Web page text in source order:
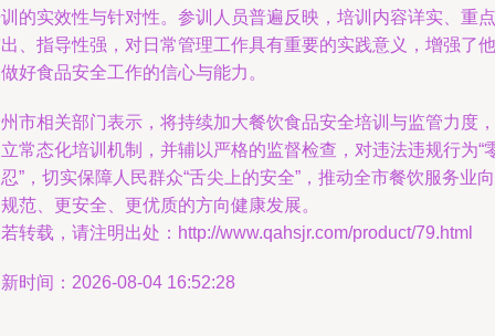
的实效性与针对性。参训人员普遍反映，培训内容详实、重点
、指导性强，对日常管理工作具有重要的实践意义，增强了他
好食品安全工作的信心与能力。
市相关部门表示，将持续加大餐饮食品安全培训与监管力度，
常态化培训机制，并辅以严格的监督检查，对违法违规行为“
”，切实保障人民群众“舌尖上的安全”，推动全市餐饮服务业向
范、更安全、更优质的方向健康发展。
转载，请注明出处：http://www.qahsjr.com/product/79.html
时间：2026-08-04 16:52:28